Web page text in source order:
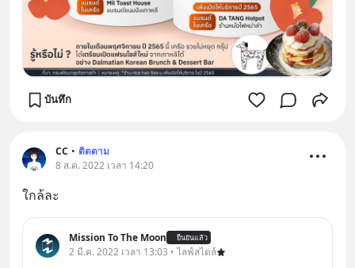
บันทึก
CC • ติดตาม
8 ส.ค. 2022 เวลา 14:20
ใกล้ละ
Mission To The Moon ยืนยันแล้ว
2 มี.ค. 2022 เวลา 13:03 • ไลฟ์สไตล์